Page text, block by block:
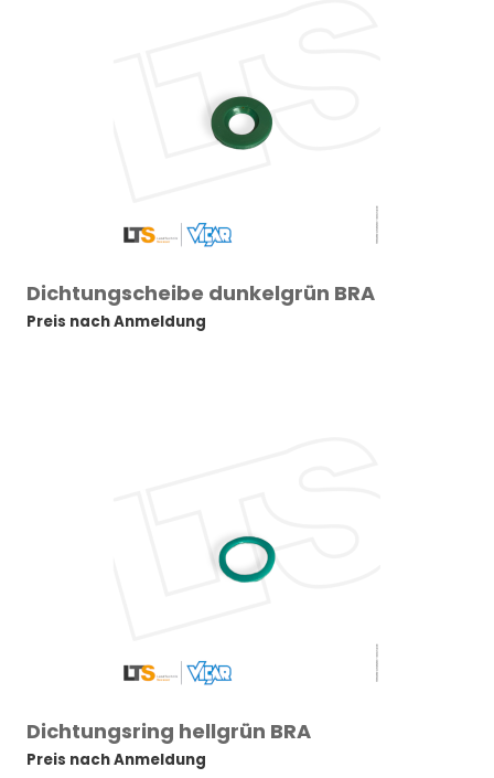
Dichtungscheibe dunkelgrün BRA
Preis nach Anmeldung
Dichtungsring hellgrün BRA
Preis nach Anmeldung